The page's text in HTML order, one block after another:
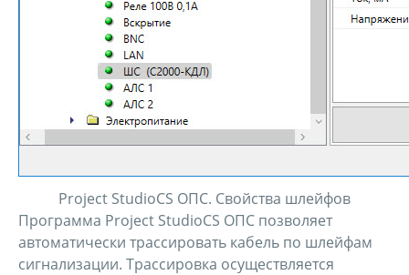
Project StudioCS ОПС. Свойства шлейфов
Программа Project StudioCS ОПС позволяет
автоматически трассировать кабель по шлейфам
сигнализации. Трассировка осуществляется